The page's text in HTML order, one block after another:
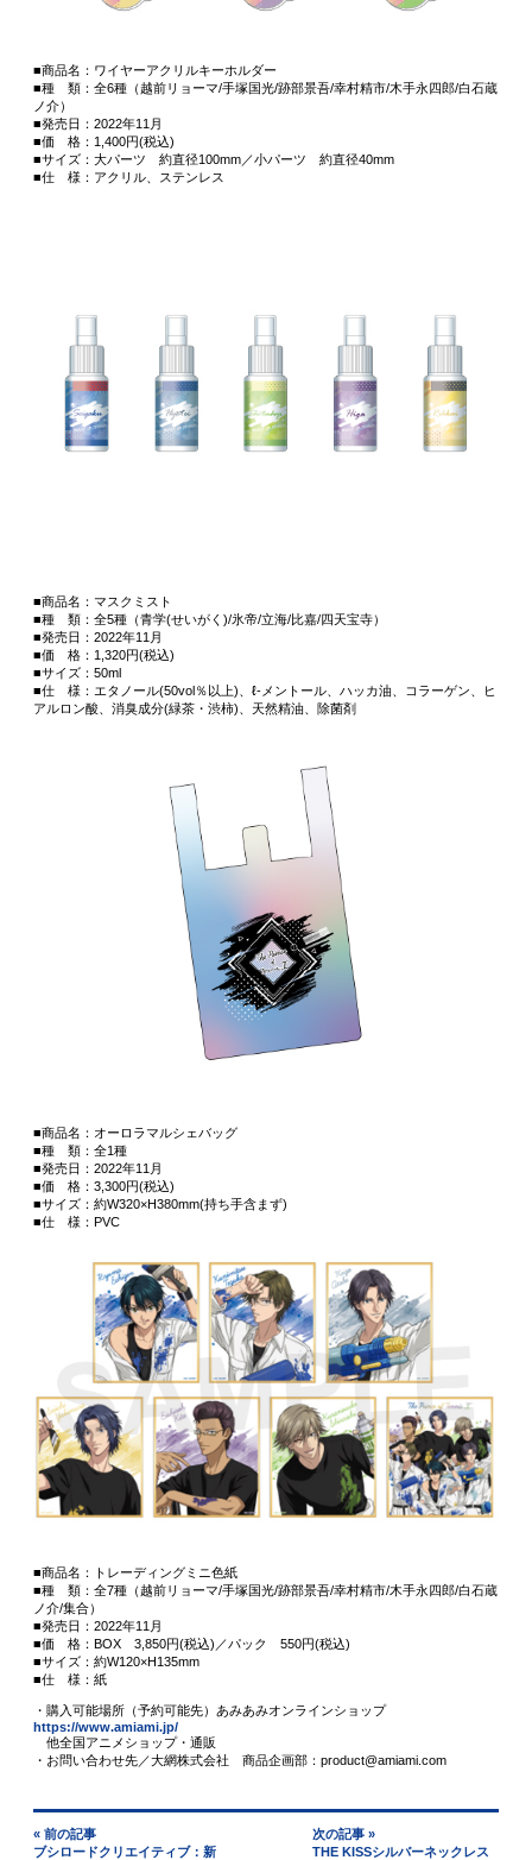
■商品名：ワイヤーアクリルキーホルダー
■種 類：全6種（越前リョーマ/手塚国光/跡部景吾/幸村精市/木手永四郎/白石蔵
ノ介）
■発売日：2022年11月
■価 格：1,400円(税込)
■サイズ：大パーツ 約直径100mm／小パーツ 約直径40mm
■仕 様：アクリル、ステンレス
■商品名：マスクミスト
■種 類：全5種（青学(せいがく)/氷帝/立海/比嘉/四天宝寺）
■発売日：2022年11月
■価 格：1,320円(税込)
■サイズ：50ml
■仕 様：エタノール(50vol％以上)、ℓ-メントール、ハッカ油、コラーゲン、ヒ
アルロン酸、消臭成分(緑茶・渋柿)、天然精油、除菌剤
■商品名：オーロラマルシェバッグ
■種 類：全1種
■発売日：2022年11月
■価 格：3,300円(税込)
■サイズ：約W320×H380mm(持ち手含まず)
■仕 様：PVC
■商品名：トレーディングミニ色紙
■種 類：全7種（越前リョーマ/手塚国光/跡部景吾/幸村精市/木手永四郎/白石蔵
ノ介/集合）
■発売日：2022年11月
■価 格：BOX 3,850円(税込)／パック 550円(税込)
■サイズ：約W120×H135mm
■仕 様：紙
・購入可能場所（予約可能先）あみあみオンラインショップ
https://www.amiami.jp/
他全国アニメショップ・通販
・お問い合わせ先／大網株式会社 商品企画部：product@amiami.com
« 前の記事
ブシロードクリエイティブ：新
次の記事 »
THE KISSシルバーネックレス